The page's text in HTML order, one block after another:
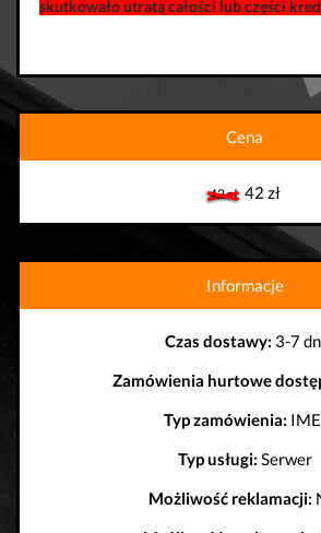
skutkowało utratą całości lub części
Cena
42 zł42 zł
Informacje
Czas dostawy: 3-7
Zamówienia hurtowe
Typ zamówienia:
Typ usługi: Serwer
Możliwość reklamacji: